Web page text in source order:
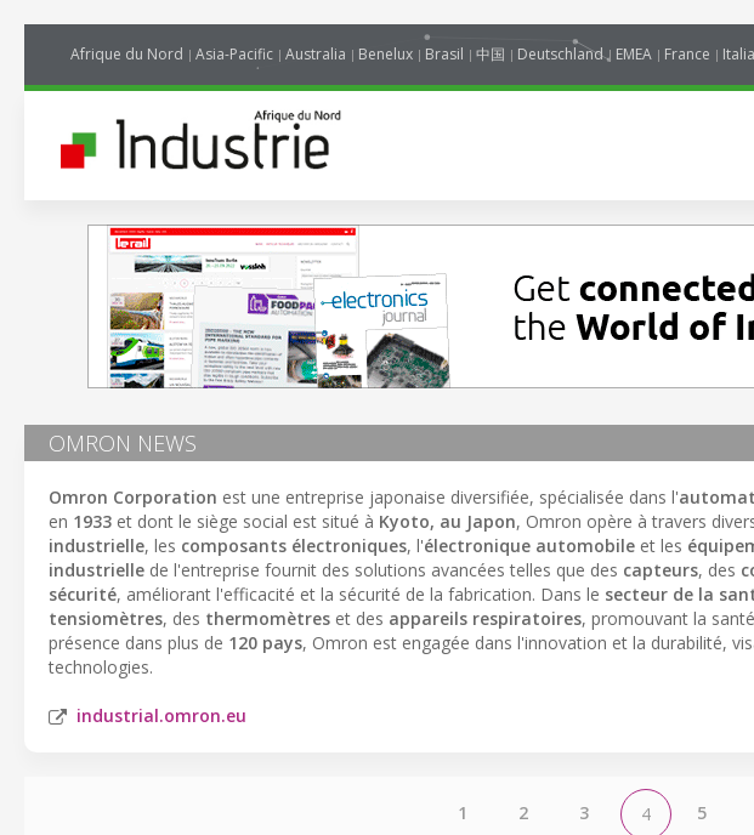
Afrique du Nord Asia-Pacific Australia Benelux Brasil 中国 Deutschland EMEA France Italia
OMRON NEWS
Omron Corporation est une entreprise japonaise diversifiée, spécialisée dans l'
en 1933 et dont le siège social est situé à Kyoto, au Japon, Omron opère à travers
industrielle, les composants électroniques, l'électronique automobile et les
industrielle de l'entreprise fournit des solutions avancées telles que des capteurs, des
sécurité, améliorant l'efficacité et la sécurité de la fabrication. Dans le secteur de la
tensiomètres, des thermomètres et des appareils respiratoires, promouvant la
présence dans plus de 120 pays, Omron est engagée dans l'innovation et la durabilité,
technologies.
industrial.omron.eu
1 2 3 4 5